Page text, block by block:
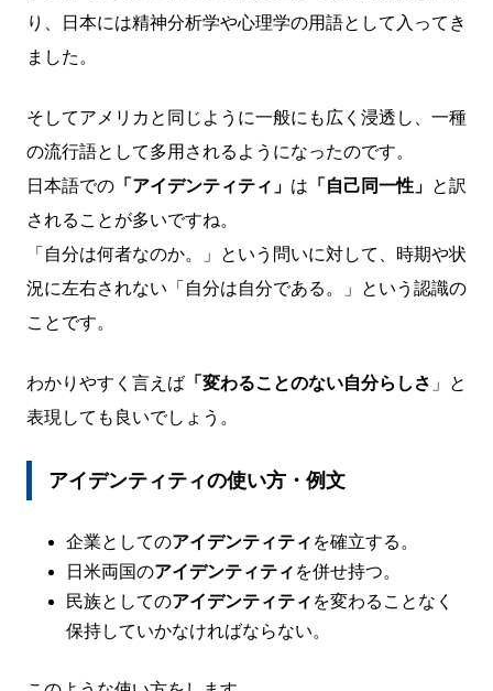
り、日本には精神分析学や心理学の用語として入ってき
ました。
そしてアメリカと同じように一般にも広く浸透し、一種
の流行語として多用されるようになったのです。
日本語での 「アイデンティティ」 は 「自己同一性」 と訳
されることが多いですね。
「自分は何者なのか。」という問いに対して、時期や状
況に左右されない「自分は自分である。」という認識の
ことです。
わかりやすく言えば 「変わることのない自分らしさ 」と
表現しても良いでしょう。
アイデンティティの使い方・例文
企業としてのアイデンティティ を確立する。
日米両国のアイデンティティ を併せ持つ。
民族としてのアイデンティティ を変わることなく
保持していかなければならない。